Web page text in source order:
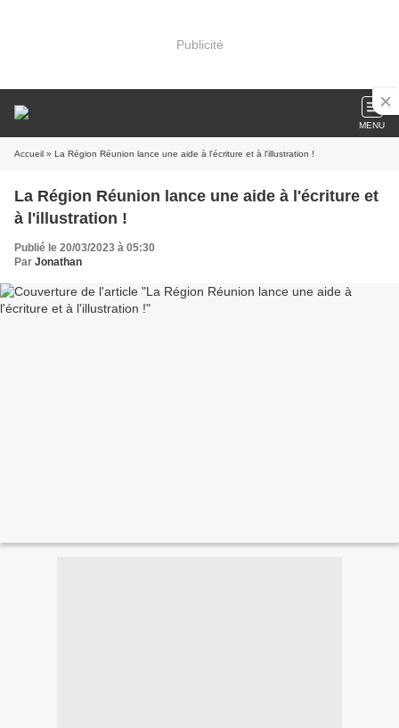
Publicité
MENU
Accueil » La Région Réunion lance une aide à l'écriture et à l'illustration !
La Région Réunion lance une aide à l'écriture et
à l'illustration !
Publié le 20/03/2023 à 05:30
Par Jonathan